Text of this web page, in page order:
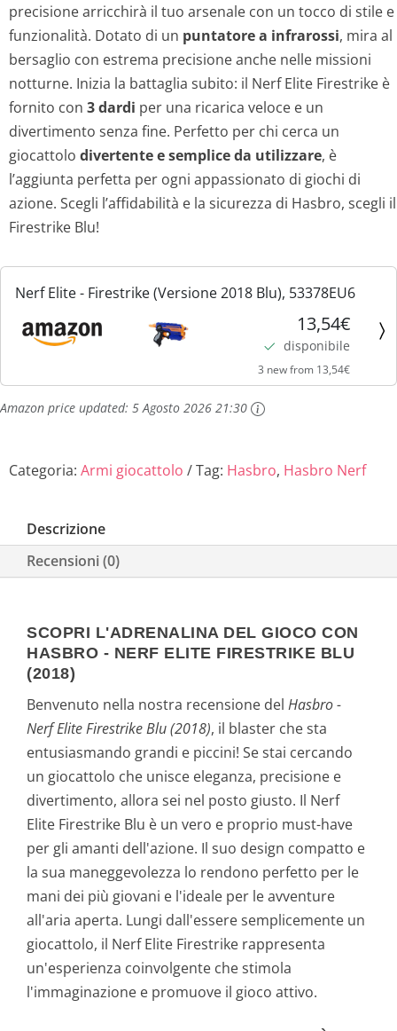
precisione arricchirà il tuo arsenale con un tocco di stile e
funzionalità. Dotato di un puntatore a infrarossi, mira al
bersaglio con estrema precisione anche nelle missioni
notturne. Inizia la battaglia subito: il Nerf Elite Firestrike è
fornito con 3 dardi per una ricarica veloce e un
divertimento senza fine. Perfetto per chi cerca un
giocattolo divertente e semplice da utilizzare, è
l’aggiunta perfetta per ogni appassionato di giochi di
azione. Scegli l’affidabilità e la sicurezza di Hasbro, scegli il
Firestrike Blu!
Nerf Elite - Firestrike (Versione 2018 Blu), 53378EU6
13,54€
disponibile
3 new from 13,54€
Amazon price updated: 5 Agosto 2026 21:30
Categoria: Armi giocattolo Tag: Hasbro, Hasbro Nerf
Descrizione
Recensioni (0)
SCOPRI L'ADRENALINA DEL GIOCO CON
HASBRO - NERF ELITE FIRESTRIKE BLU
(2018)
Benvenuto nella nostra recensione del Hasbro -
Nerf Elite Firestrike Blu (2018), il blaster che sta
entusiasmando grandi e piccini! Se stai cercando
un giocattolo che unisce eleganza, precisione e
divertimento, allora sei nel posto giusto. Il Nerf
Elite Firestrike Blu è un vero e proprio must-have
per gli amanti dell'azione. Il suo design compatto e
la sua maneggevolezza lo rendono perfetto per le
mani dei più giovani e l'ideale per le avventure
all'aria aperta. Lungi dall'essere semplicemente un
giocattolo, il Nerf Elite Firestrike rappresenta
un'esperienza coinvolgente che stimola
l'immaginazione e promuove il gioco attivo.